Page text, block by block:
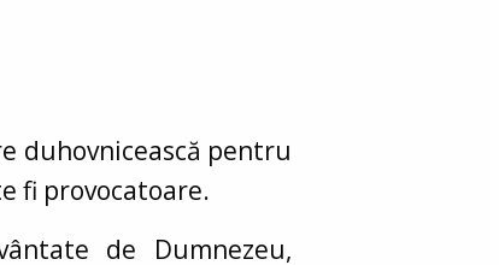
duhovnicească pentru
fi provocatoare.
de Dumnezeu,